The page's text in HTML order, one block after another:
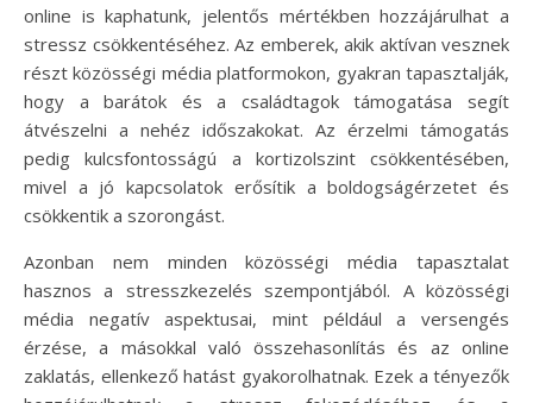
online is kaphatunk, jelentős mértékben hozzájárulhat a
stressz csökkentéséhez. Az emberek, akik aktívan vesznek
részt közösségi média platformokon, gyakran tapasztalják,
hogy a barátok és a családtagok támogatása segít
átvészelni a nehéz időszakokat. Az érzelmi támogatás
pedig kulcsfontosságú a kortizolszint csökkentésében,
mivel a jó kapcsolatok erősítik a boldogságérzetet és
csökkentik a szorongást.
Azonban nem minden közösségi média tapasztalat
hasznos a stresszkezelés szempontjából. A közösségi
média negatív aspektusai, mint például a versengés
érzése, a másokkal való összehasonlítás és az online
zaklatás, ellenkező hatást gyakorolhatnak. Ezek a tényezők